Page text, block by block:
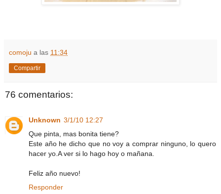
comoju a las 11:34
Compartir
76 comentarios:
Unknown 3/1/10 12:27
Que pinta, mas bonita tiene?
Este año he dicho que no voy a comprar ninguno, lo quero
hacer yo.A ver si lo hago hoy o mañana.
Feliz año nuevo!
Responder